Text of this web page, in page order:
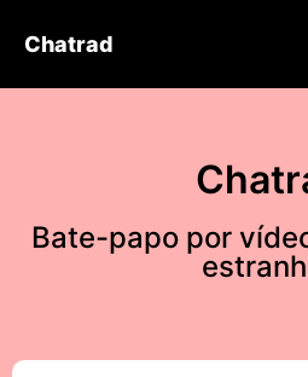
Chatrad
Bate-papo por